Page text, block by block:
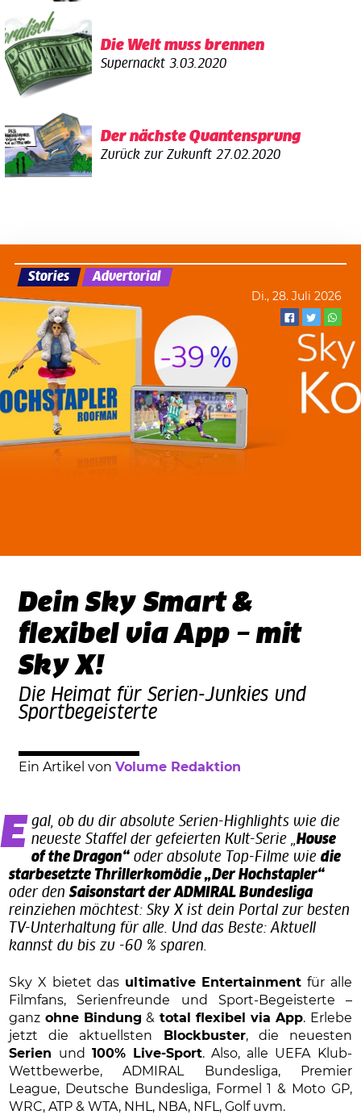
Die Welt muss brennen
Supernackt 3.03.2020
Der nächste Quantensprung
Zurück zur Zukunft 27.02.2020
Stories Advertorial
Di., 28. Juli 2026
Dein Sky Smart &
flexibel via App – mit
Sky X!
Die Heimat für Serien-Junkies und
Sportbegeisterte
Ein Artikel von Volume Redaktion
Egal, ob du dir absolute Serien-Highlights wie die neueste Staffel der gefeierten Kult-Serie „House
of the Dragon“ oder absolute Top-Filme wie die
starbesetzte Thrillerkomödie „Der Hochstapler“
oder denSaisonstart der ADMIRAL Bundesliga
reinziehen möchtest: Sky X ist dein Portal zur besten
TV-Unterhaltung für alle. Und das Beste: Aktuell
kannst du bis zu -60 % sparen.
Sky X bietet das ultimative Entertainment für alle
Filmfans, Serienfreunde und Sport-Begeisterte –
ganz ohne Bindung & total flexibel via App. Erlebe
jetzt die aktuellsten
Blockbuster, die neuesten
Serien und 100% Live-Sport. Also, alle UEFA Klub-
Wettbewerbe, ADMIRAL Bundesliga, Premier
League, Deutsche Bundesliga, Formel 1 & Moto GP,
WRC, ATP & WTA, NHL, NBA, NFL, Golf uvm.